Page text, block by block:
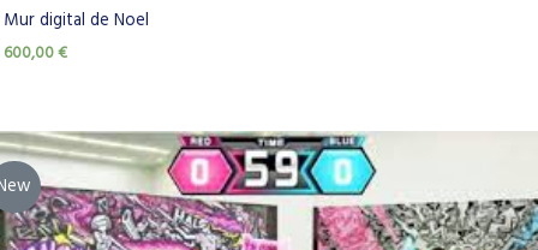
Mur digital de Noel
600,00€